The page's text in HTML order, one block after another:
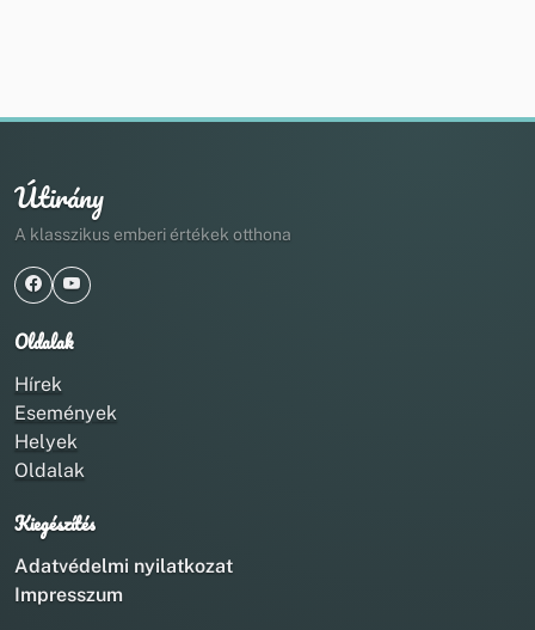
Útirány
A klasszikus emberi értékek otthona
Oldalak
Hírek
Események
Helyek
Oldalak
Kiegészítés
Adatvédelmi nyilatkozat
Impresszum